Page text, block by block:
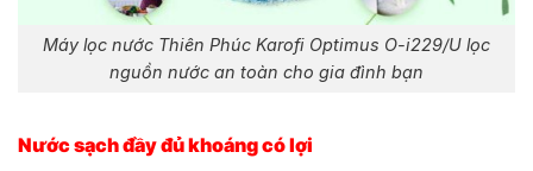
Máy lọc nước Thiên Phúc Karofi Optimus O-i229/U lọc
nguồn nước an toàn cho gia đình bạn
Nước sạch đầy đủ khoáng có lợi